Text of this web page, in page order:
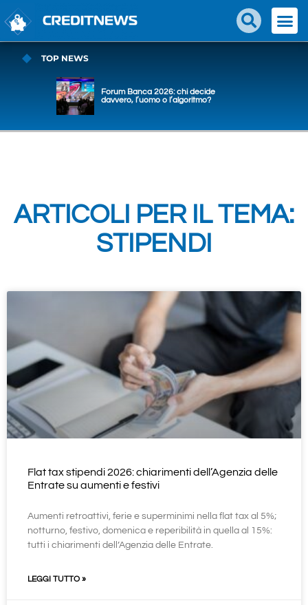
TOP NEWS
Forum Banca 2026: chi decide
davvero, l’uomo o l’algoritmo?
ARTICOLI PER IL TEMA:
STIPENDI
Flat tax stipendi 2026: chiarimenti dell’Agenzia delle
Entrate su aumenti e festivi
Aumenti retroattivi, ferie e superminimi nella flat tax al 5%;
notturno, festivo, domenica e reperibilità in quella al 15%:
tutti i chiarimenti dell’Agenzia delle Entrate.
LEGGI TUTTO »